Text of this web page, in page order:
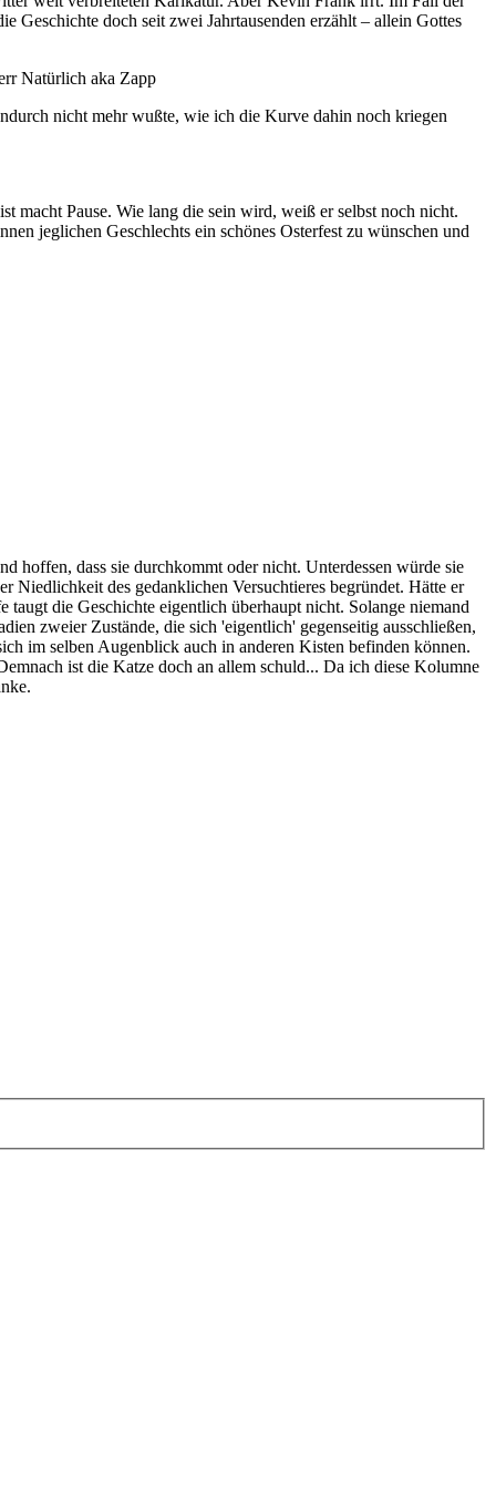
Geschichte doch seit zwei Jahrtausenden erzählt – allein Gottes
Natürlich aka Zapp
nicht mehr wußte, wie ich die Kurve dahin noch kriegen
macht Pause. Wie lang die sein wird, weiß er selbst noch nicht.
jeglichen Geschlechts ein schönes Osterfest zu wünschen und
hoffen, dass sie durchkommt oder nicht. Unterdessen würde sie
Niedlichkeit des gedanklichen Versuchtieres begründet. Hätte er
die Geschichte eigentlich überhaupt nicht. Solange niemand
zweier Zustände, die sich 'eigentlich' gegenseitig ausschließen,
im selben Augenblick auch in anderen Kisten befinden können.
ist die Katze doch an allem schuld... Da ich diese Kolumne